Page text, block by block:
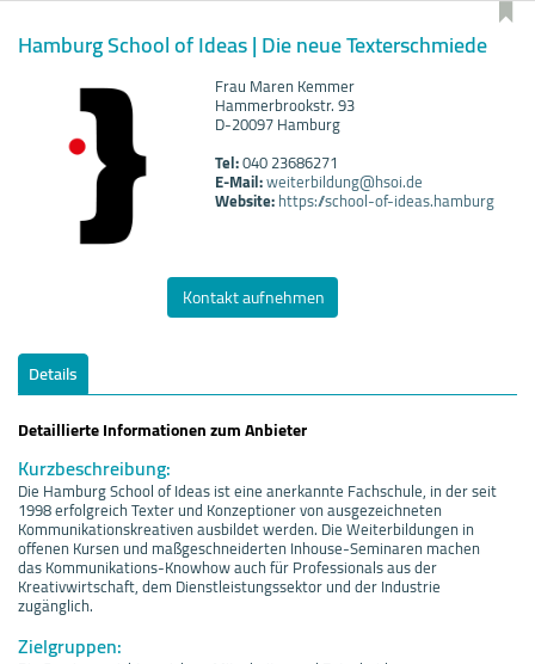
Hamburg School of Ideas | Die neue Texterschmiede
Frau Maren Kemmer
Hammerbrookstr. 93
D-20097 Hamburg
Tel:040 23686271
E-Mail:weiterbildung@hsoi.de
Website:https://school-of-ideas.hamburg
Kontakt aufnehmen
Details
Detaillierte Informationen zum Anbieter
Kurzbeschreibung:
Die Hamburg School of Ideas ist eine anerkannte Fachschule, in der seit
1998 erfolgreich Texter und Konzeptioner von ausgezeichneten
Kommunikationskreativen ausbildet werden. Die Weiterbildungen in
offenen Kursen und maßgeschneiderten Inhouse-Seminaren machen
das Kommunikations-Knowhow auch für Professionals aus der
Kreativwirtschaft, dem Dienstleistungssektor und der Industrie
zugänglich.
Zielgruppen: